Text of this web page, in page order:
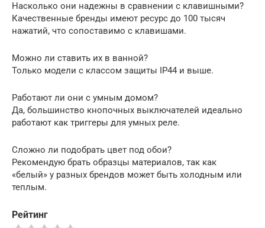
Насколько они надежны в сравнении с клавишными?
Качественные бренды имеют ресурс до 100 тысяч
нажатий, что сопоставимо с клавишами.
Можно ли ставить их в ванной?
Только модели с классом защиты IP44 и выше.
Работают ли они с умным домом?
Да, большинство кнопочных выключателей идеально
работают как триггеры для умных реле.
Сложно ли подобрать цвет под обои?
Рекомендую брать образцы материалов, так как
«белый» у разных брендов может быть холодным или
теплым.
Рейтинг